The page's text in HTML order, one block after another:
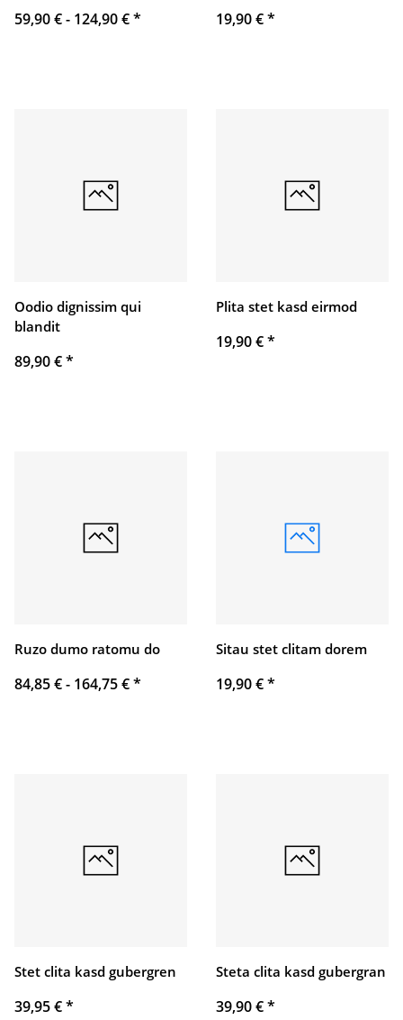
59,90 € - 124,90 €* 19,90 €*
Oodio dignissim qui
blandit
89,90 €*
Plita stet kasd eirmod
19,90 €*
Ruzo dumo ratomu do
84,85 € - 164,75 €*
Sitau stet clitam dorem
19,90 €*
Stet clita kasd gubergren
39,95 €*
Steta clita kasd gubergran
39,90 €*